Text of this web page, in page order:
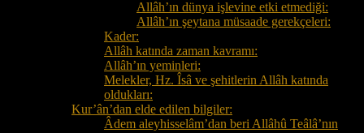
Allâh’ın dünya işlevine etki etmediği:
Allâh’ın şeytana müsaade gerekçeleri:
Kader:
Allâh katında zaman kavramı:
Allâh’ın yeminleri:
Melekler, Hz. Îsâ ve şehitlerin Allâh katında
oldukları:
Kur’ân’dan elde edilen bilgiler:
Âdem aleyhisselâm’dan beri Allâhû Teâlâ’nın